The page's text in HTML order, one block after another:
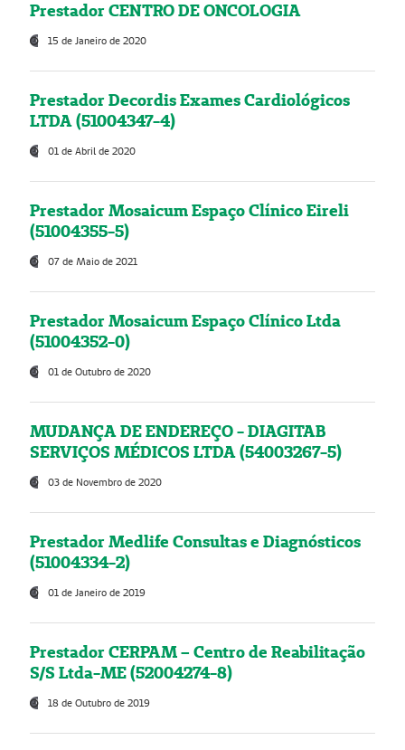
Prestador CENTRO DE ONCOLOGIA
15 de Janeiro de 2020
Prestador Decordis Exames Cardiológicos
LTDA (51004347-4)
01 de Abril de 2020
Prestador Mosaicum Espaço Clínico Eireli
(51004355-5)
07 de Maio de 2021
Prestador Mosaicum Espaço Clínico Ltda
(51004352-0)
01 de Outubro de 2020
MUDANÇA DE ENDEREÇO - DIAGITAB
SERVIÇOS MÉDICOS LTDA (54003267-5)
03 de Novembro de 2020
Prestador Medlife Consultas e Diagnósticos
(51004334-2)
01 de Janeiro de 2019
Prestador CERPAM – Centro de Reabilitação
S/S Ltda-ME (52004274-8)
18 de Outubro de 2019